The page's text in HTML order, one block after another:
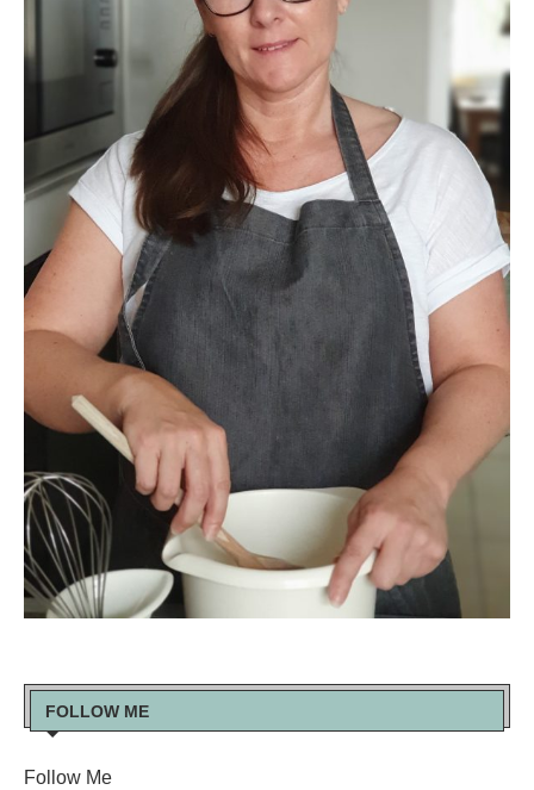
FOLLOW ME
Follow Me